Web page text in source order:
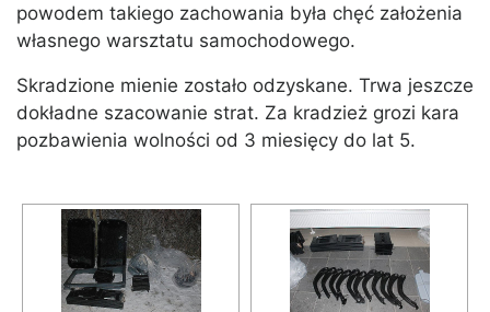
powodem takiego zachowania była chęć założenia
własnego warsztatu samochodowego.
Skradzione mienie zostało odzyskane. Trwa jeszcze
dokładne szacowanie strat. Za kradzież grozi kara
pozbawienia wolności od 3 miesięcy do lat 5.